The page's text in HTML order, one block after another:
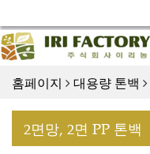
홈페이지
대용량 톤백
2면망, 2면 PP 톤백